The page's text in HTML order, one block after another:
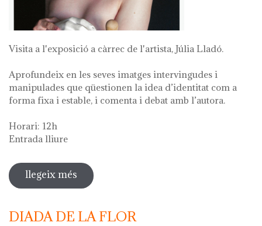
Visita a l'exposició a càrrec de l'artista, Júlia Lladó.
Aprofundeix en les seves imatges intervingudes i
manipulades que qüestionen la idea d’identitat com a
forma fixa i estable, i comenta i debat amb l’autora.
Horari: 12h
Entrada lliure
llegeix més sobre visita guiada a l'exposició 'el
que queda de mi'
DIADA DE LA FLOR